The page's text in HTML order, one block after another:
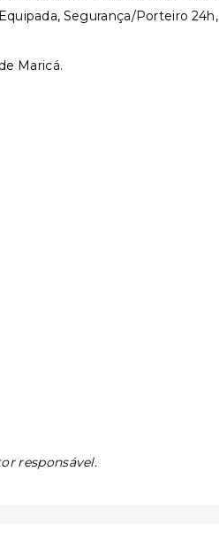
Segurança/Porteiro 24h,
Maricá.
responsável.